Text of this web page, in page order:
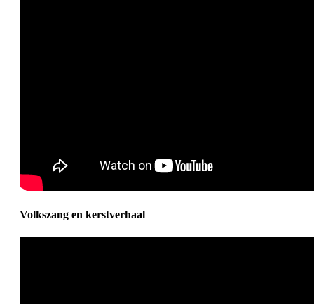
Volkszang en kerstverhaal